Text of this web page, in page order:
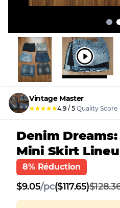
Vintage Master
★★★★★4.9 / 5 Quality Score
Denim
Mini Skirt
8% Réduction
$9.05/pc($117.65)